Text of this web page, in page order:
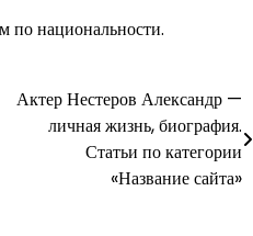
по национальности.
Актер Нестеров Александр —
личная жизнь, биография.
Статьи по категории
«Название сайта»